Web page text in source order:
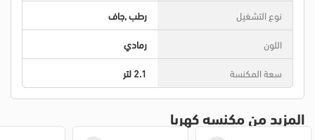
نوع التشغيل
رطب ,جاف
اللون
رمادي
سعة المكنسة
2.1 لتر
المزيد من مكنسه كهربا